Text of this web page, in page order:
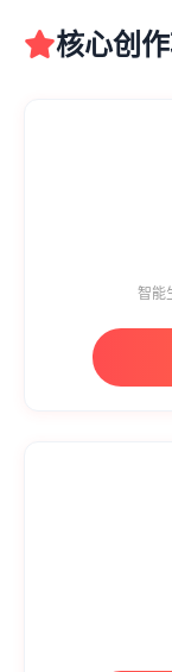
核心创
智能